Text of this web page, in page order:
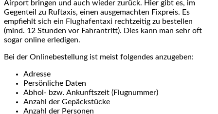
Airport bringen und auch wieder zurück. Hier gibt es, im
Gegenteil zu Ruftaxis, einen ausgemachten Fixpreis. Es
empfiehlt sich ein Flughafentaxi rechtzeitig zu bestellen
(mind. 12 Stunden vor Fahrantritt). Dies kann man sehr oft
sogar online erledigen.
Bei der Onlinebestellung ist meist folgendes anzugeben:
Adresse
Persönliche Daten
Abhol- bzw. Ankunftszeit (Flugnummer)
Anzahl der Gepäckstücke
Anzahl der Personen